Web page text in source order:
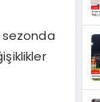
sezonda